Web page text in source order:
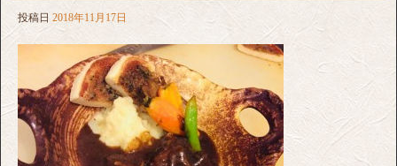
投稿日 2018年11月17日